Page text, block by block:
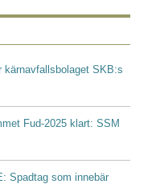
kärnavfallsbolaget SKB:s
Fud-2025 klart: SSM
Spadtag som innebär